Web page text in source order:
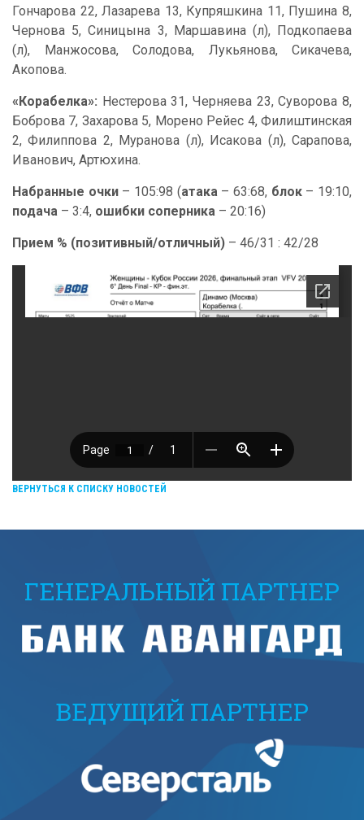
Гончарова 22, Лазарева 13, Купряшкина 11, Пушина 8,
Чернова 5, Синицына 3, Маршавина (л), Подкопаева
(л), Манжосова, Солодова, Лукьянова, Сикачева,
Акопова.
«Корабелка»: Нестерова 31, Черняева 23, Суворова 8,
Боброва 7, Захарова 5, Морено Рейес 4, Филиштинская
2, Филиппова 2, Муранова (л), Исакова (л), Сарапова,
Иванович, Артюхина.
Набранные очки– 105:98 (атака– 63:68, блок– 19:10,
подача – 3:4, ошибки соперника – 20:16)
Прием % (позитивный/отличный) – 46/31 : 42/28
ВЕРНУТЬСЯ К СПИСКУ НОВОСТЕЙ
ГЕНЕРАЛЬНЫЙ ПАРТНЕР
ВЕДУЩИЙ ПАРТНЕР